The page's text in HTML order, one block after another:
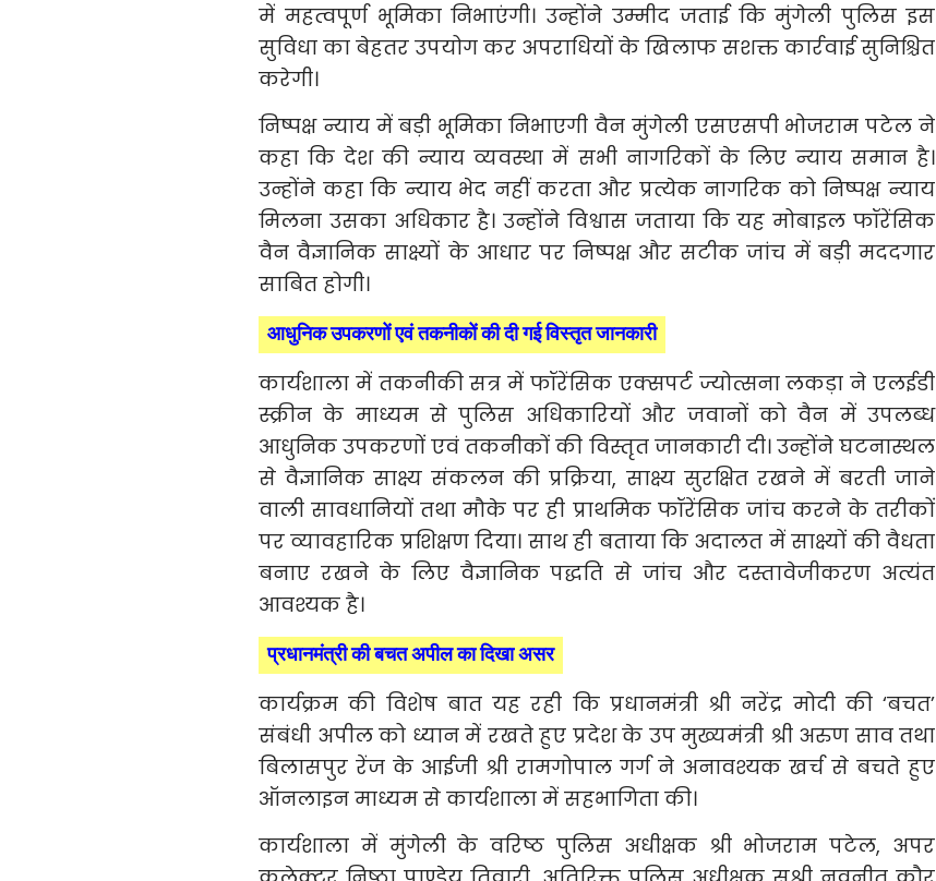
में महत्वपूर्ण भूमिका निभाएंगी। उन्होंने उम्मीद जताई कि मुंगेली पुलिस इस
सुविधा का बेहतर उपयोग कर अपराधियों के खिलाफ सशक्त कार्रवाई सुनिश्चित
करेगी।
निष्पक्ष न्याय में बड़ी भूमिका निभाएगी वैन मुंगेली एसएसपी भोजराम पटेल ने
कहा कि देश की न्याय व्यवस्था में सभी नागरिकों के लिए न्याय समान है।
उन्होंने कहा कि न्याय भेद नहीं करता और प्रत्येक नागरिक को निष्पक्ष न्याय
मिलना उसका अधिकार है। उन्होंने विश्वास जताया कि यह मोबाइल फॉरेंसिक
वैन वैज्ञानिक साक्ष्यों के आधार पर निष्पक्ष और सटीक जांच में बड़ी मददगार
साबित होगी।
आधुनिक उपकरणों एवं तकनीकों की दी गई विस्तृत जानकारी
कार्यशाला में तकनीकी सत्र में फॉरेंसिक एक्सपर्ट ज्योत्सना लकड़ा ने एलईडी
स्क्रीन के माध्यम से पुलिस अधिकारियों और जवानों को वैन में उपलब्ध
आधुनिक उपकरणों एवं तकनीकों की विस्तृत जानकारी दी। उन्होंने घटनास्थल
से वैज्ञानिक साक्ष्य संकलन की प्रक्रिया, साक्ष्य सुरक्षित रखने में बरती जाने
वाली सावधानियों तथा मौके पर ही प्राथमिक फॉरेंसिक जांच करने के तरीकों
पर व्यावहारिक प्रशिक्षण दिया। साथ ही बताया कि अदालत में साक्ष्यों की वैधता
बनाए रखने के लिए वैज्ञानिक पद्धति से जांच और दस्तावेजीकरण अत्यंत
आवश्यक है।
प्रधानमंत्री की बचत अपील का दिखा असर
कार्यक्रम की विशेष बात यह रही कि प्रधानमंत्री श्री नरेंद्र मोदी की ‘बचत’
संबंधी अपील को ध्यान में रखते हुए प्रदेश के उप मुख्यमंत्री श्री अरुण साव तथा
बिलासपुर रेंज के आईजी श्री रामगोपाल गर्ग ने अनावश्यक खर्च से बचते हुए
ऑनलाइन माध्यम से कार्यशाला में सहभागिता की।
कार्यशाला में मुंगेली के वरिष्ठ पुलिस अधीक्षक श्री भोजराम पटेल, अपर